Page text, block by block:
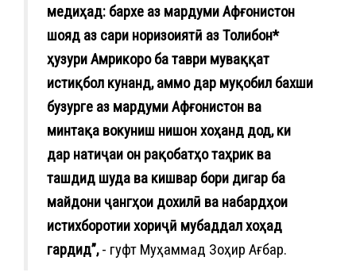
медиҳад: бархе аз мардуми Афғонистон
шояд аз сари норизоиятӣ аз Толибон*
ҳузури Амрикоро ба таври муваққат
истиқбол кунанд, аммо дар муқобил бахши
бузурге аз мардуми Афғонистон ва
минтақа вокуниш нишон хоҳанд дод, ки
дар натиҷаи он рақобатҳо таҳрик ва
ташдид шуда ва кишвар бори дигар ба
майдони ҷангҳои дохилӣ ва набардҳои
истихборотии хориҷӣ мубаддал хоҳад
гардид”,- гуфт Муҳаммад Зоҳир Ағбар.